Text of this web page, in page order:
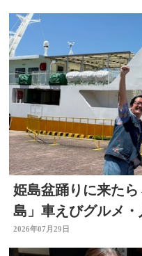
姫島盆踊りに来た
島」車えびグルメ・
2026年07月29日